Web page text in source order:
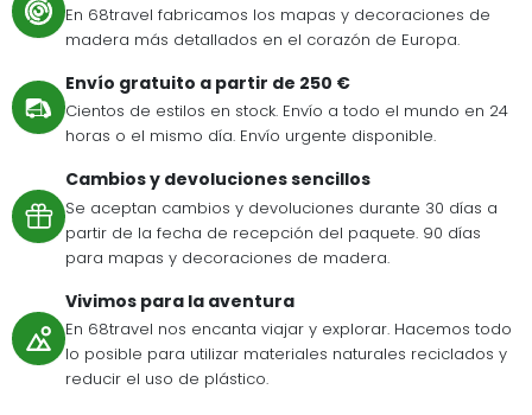
En 68travel fabricamos los mapas y decoraciones de
madera más detallados en el corazón de Europa.
Envío gratuito a partir de 250 €
Cientos de estilos en stock. Envío a todo el mundo en 24
horas o el mismo día. Envío urgente disponible.
Cambios y devoluciones sencillos
Se aceptan cambios y devoluciones durante 30 días a
partir de la fecha de recepción del paquete. 90 días
para mapas y decoraciones de madera.
Vivimos para la aventura
En 68travel nos encanta viajar y explorar. Hacemos todo
lo posible para utilizar materiales naturales reciclados y
reducir el uso de plástico.